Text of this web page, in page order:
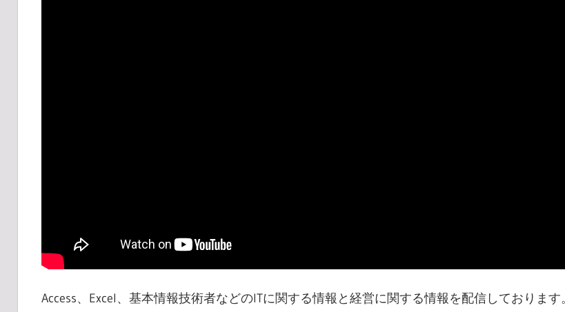
Access、Excel、基本情報技術者などのITに関する情報と経営に関する情報を配信しております。